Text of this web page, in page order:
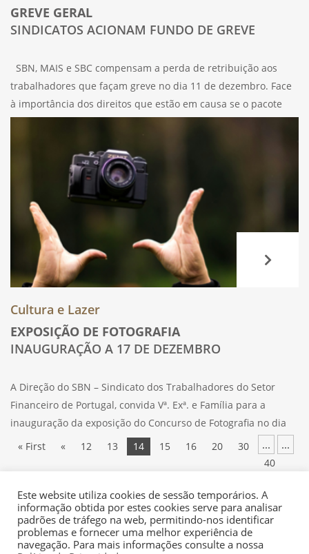
GREVE GERAL
SINDICATOS ACIONAM FUNDO DE GREVE
SBN, MAIS e SBC compensam a perda de retribuição aos
trabalhadores que façam greve no dia 11 de dezembro. Face
à importância dos direitos que estão em causa se o pacote
laboral do Governo for aprovado, a participação dos
Cultura e Lazer
EXPOSIÇÃO DE FOTOGRAFIA
INAUGURAÇÃO A 17 DE DEZEMBRO
A Direção do SBN – Sindicato dos Trabalhadores do Setor
Financeiro de Portugal, convida Vª. Exª. e Família para a
inauguração da exposição do Concurso de Fotografia no dia
17 de dezembro de 2025 a partir das 15h30m. Estarão
« First « ...
12 13 14 15 16 ...
20
30
40
Este website utiliza cookies de sessão temporários. A
informação obtida por estes cookies serve para analisar
padrões de tráfego na web, permitindo-nos identificar
problemas e fornecer uma melhor experiência de
navegação. Para mais informações consulte a nossa